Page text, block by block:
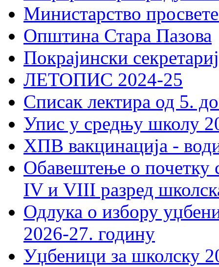
Министарство
Општина Стара Пазова
Покрајински
ЛЕТОПИС 2024-25
Списак лектира од 5.
Упис у средњу школу
ХПВ вакцинација -
Обавештење о почетку
IV и VIII разред
Одлука о избору
2026-27. годину
Уџбеници за школску